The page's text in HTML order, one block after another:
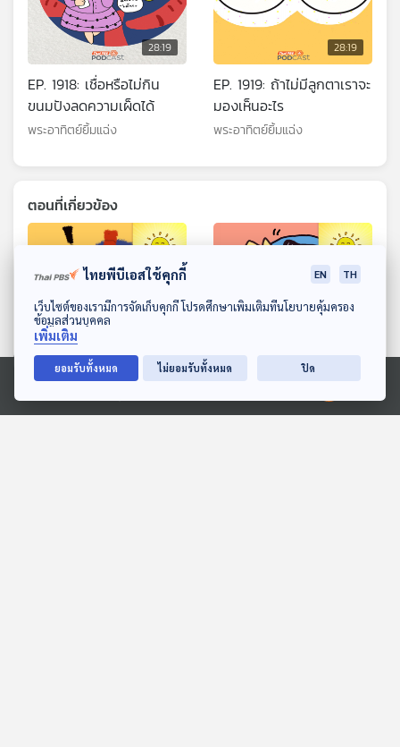
ดาวน์โหลด Thai PBS Podcast Application
Ⓒ 2020 องค์การกระจายเสียงและแพร่ภาพสาธารณะแห่งประเทศไทย
28:19
EP. 1918: เชื่อหรือไม่กิน
ขนมปังลดความเผ็ดได้
พระอาทิตย์ยิ้มแฉ่ง
28:19
EP. 1919: ถ้าไม่มีลูกตาเราจะ
มองเห็นอะไร
พระอาทิตย์ยิ้มแฉ่ง
ตอนที่เกี่ยวข้อง
28:19
EP. 2016: ฟองน้ำยักษ์ใน
EP. 2054: วอลรัสตัวเมียมี
ไทยพีบีเอสใช้คุกกี้ EN TH
เว็บไซต์ของเรามีการจัดเก็บคุกกี้ โปรดศึกษาเพิ่มเติมที่นโยบายคุ้มครอง
ข้อมูลส่วนบุคคล
เพิ่มเติม
ยอมรับทั้งหมด ไม่ยอมรับทั้งหมด ปิด